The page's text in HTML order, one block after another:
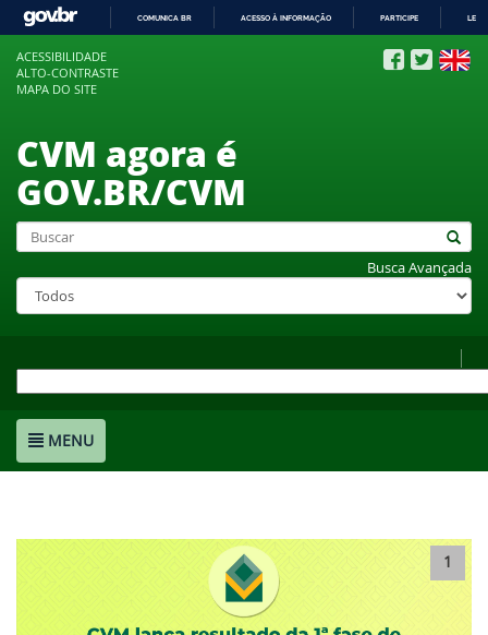
COMUNICA BR ACESSO À INFORMAÇÃO PARTICIPE
ACESSIBILIDADE
ALTO-CONTRASTE
MAPA DO SITE
CVM agora é
GOV.BR/CVM
Busca Avançada
MENU
1